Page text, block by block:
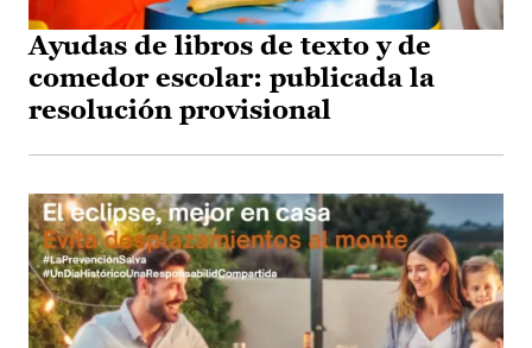
Ayudas de libros de texto y de
comedor escolar: publicada la
resolución provisional